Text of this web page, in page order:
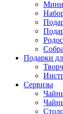
Подарки
Cервизы